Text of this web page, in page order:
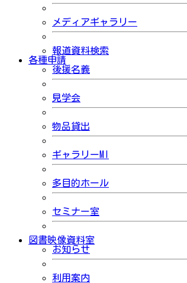
メディアギャラリー
報道資料検索
各種申請
後援名義
見学会
物品貸出
ギャラリーMI
多目的ホール
セミナー室
図書映像資料室
お知らせ
利用案内